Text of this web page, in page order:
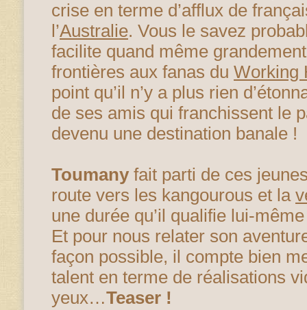
crise en terme d’afflux de
l’Australie. Vous le savez
facilite quand même
frontières aux fanas du Working
point qu’il n’y a plus rien
de ses amis qui franchissent le
devenu une destination banale !
Toumany fait parti de ces
route vers les kangourous et la
une durée qu’il qualifie lui-
Et pour nous relater son
façon possible, il compte bien
talent en terme de réalisations
yeux…Teaser !